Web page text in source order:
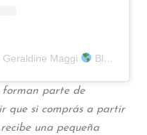
Maggi Blog de Viajes y Escapadas (@matecito.viajero)
forman parte de
que si comprás a partir
una pequeña